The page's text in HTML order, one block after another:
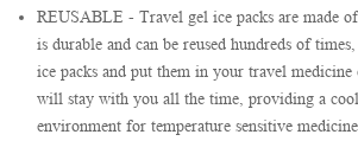
REUSABLE - Travel gel ice packs are made
is durable and can be reused hundreds of
ice packs and put them in your travel medicine
will stay with you all the time, providing a
environment for temperature sensitive